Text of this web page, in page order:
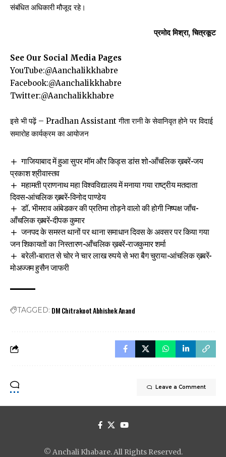
संबंधित अधिकारी मौजूद रहे।
प्रमोद मिश्रा, चित्रकूट
See Our Social Media Pages
YouTube:@Aanchalikkhabre
Facebook:@Aanchalikkhabre
Twitter:@Aanchalikkhabre
इसे भी पढ़ें – Pradhan Assistant गीता रानी के सेवानिवृत होने पर विदाई
समारोह कार्यक्रम का आयोजन
गाजियाबाद में हुआ सुपर मॉम और किड्स डांस शो-आँचलिक ख़बरें-जय
प्रकाश श्रीवास्तव
महामती प्राणनाथ महा विश्वविद्यालय में मनाया गया राष्ट्रीय मतदाता
दिवस-आंचलिक ख़बरें-विनोद पाण्डेय
डॉ. भीमराव आंबेडकर की प्रतिमा तोड़ने वालो की होगी निष्पक्ष जाँच-
आँचलिक ख़बरें-दीपक कुमार
जनपद के समस्त थानों पर थाना समाधान दिवस के अवसर पर किया गया
जन शिकायतों का निस्तारण-आँचलिक ख़बरें-राजकुमार शर्मा
बरेली-बारात से चोर ने चार लाख रुपये से भरा बैग चुराया-आंचलिक ख़बरें-
मोअज्जम हुसैन जाफरी
TAGGED: DM Chitrakoot Abhishek Anand
Leave a Comment
© Anchali Khabare. All Rights Reserved.